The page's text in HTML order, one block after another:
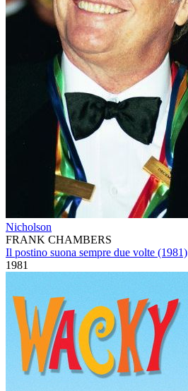
Nicholson
FRANK CHAMBERS
Il postino suona sempre due volte (1981)
1981